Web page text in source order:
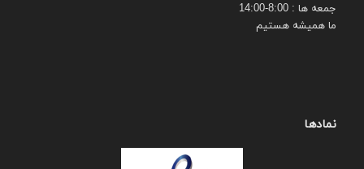
جمعه ها : 8:00-14:00
ما همیشه هستیم
نمادها